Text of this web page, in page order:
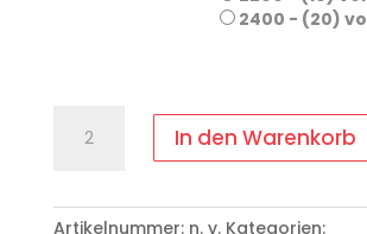
2400 - (20)
Gabelverlängerung
FE/C-
In den Warenkorb
Artikelnummer: n. v. Kategorien: